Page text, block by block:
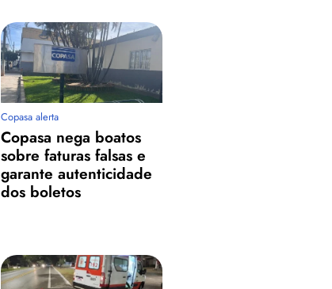
Copasa alerta
Copasa nega boatos
sobre faturas falsas e
garante autenticidade
dos boletos